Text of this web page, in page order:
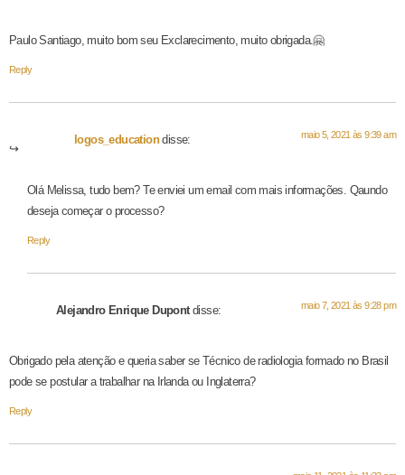
Paulo Santiago, muito bom seu Exclarecimento, muito obrigada.🤗
Reply
logos_education disse: maio 5, 2021 às 9:39 am
Olá Melissa, tudo bem? Te enviei um email com mais informações. Qaundo
deseja começar o processo?
Reply
Alejandro Enrique Dupont disse: maio 7, 2021 às 9:28 pm
Obrigado pela atenção e queria saber se Técnico de radiologia formado no Brasil
pode se postular a trabalhar na Irlanda ou Inglaterra?
Reply